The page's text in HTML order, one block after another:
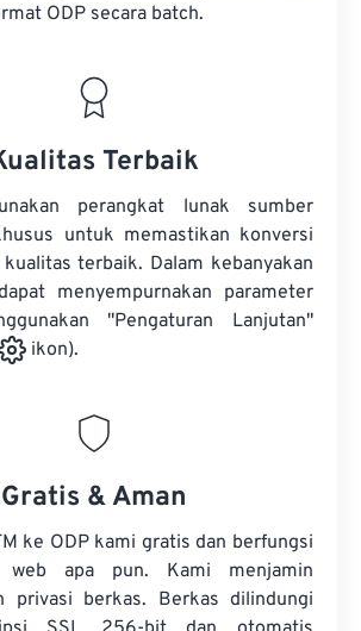
ODP secara batch.
Terbaik
perangkat lunak sumber
untuk memastikan konversi
terbaik. Dalam kebanyakan
menyempurnakan parameter
"Pengaturan Lanjutan"
ikon).
Gratis & Aman
ke ODP kami gratis dan berfungsi
web apa pun. Kami menjamin
privasi berkas. Berkas dilindungi